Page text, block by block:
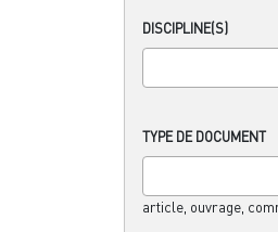
DISCIPLINE(S)
TYPE DE DOCUMENT
article, ouvrage,